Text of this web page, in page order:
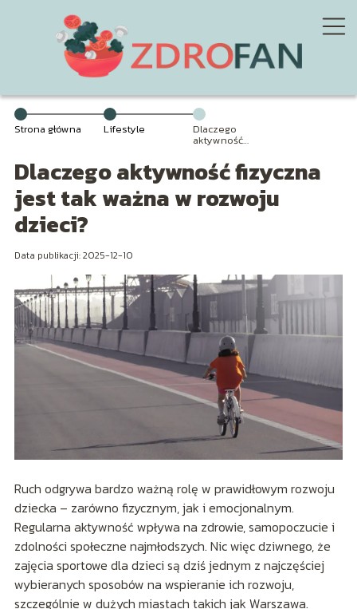
Strona główna Lifestyle Dlaczego
aktywność
ważna w
rozwoju dzieci?
Dlaczego aktywność fizyczna
jest tak ważna w rozwoju
dzieci?
Data publikacji: 2025-12-10
Ruch odgrywa bardzo ważną rolę w prawidłowym rozwoju
dziecka – zarówno fizycznym, jak i emocjonalnym.
Regularna aktywność wpływa na zdrowie, samopoczucie i
zdolności społeczne najmłodszych. Nic więc dziwnego, że
zajęcia sportowe dla dzieci są dziś jednym z najczęściej
wybieranych sposobów na wspieranie ich rozwoju,
szczególnie w dużych miastach takich jak Warszawa.